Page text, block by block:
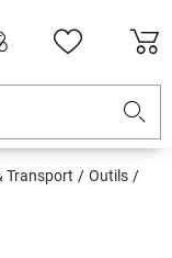
Transport
Outils